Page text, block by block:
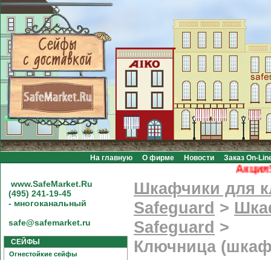
На главную О фирме Новости Заказ On-
Акция!
www.SafeMarket.Ru
(495) 241-19-45
- многоканальный
safe@safemarket.ru
СЕЙФЫ
Огнестойкие сейфы
Шкафчики для
Safeguard >
Safeguard >
Ключница